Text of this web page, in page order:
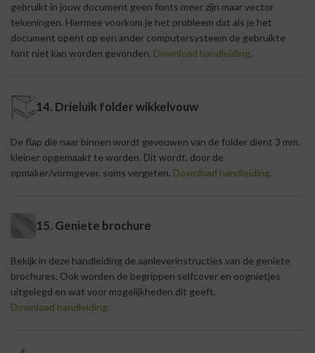
gebruikt in jouw document geen fonts meer zijn maar vector
tekeningen. Hiermee voorkom je het probleem dat als je het
document opent op een ander computersysteem de gebruikte
font niet kan worden gevonden. Download handleiding.
14. Drieluik folder wikkelvouw
De flap die naar binnen wordt gevouwen van de folder dient 3 mm.
kleiner opgemaakt te worden. Dit wordt, door de
opmaker/vormgever, soms vergeten. Download handleiding.
15. Geniete brochure
Bekijk in deze handleiding de aanleverinstructies van de geniete
brochures. Ook worden de begrippen selfcover en oognietjes
uitgelegd en wat voor mogelijkheden dit geeft.
Download handleiding.